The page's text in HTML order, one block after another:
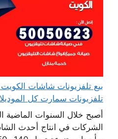
تلفزيونات سمارت كل
أصبح خلال السنوات الماضية
الشركات في انتاج أحدث